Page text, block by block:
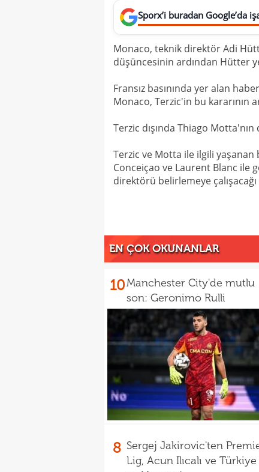
Sporx’i buradan Google’da
Monaco, teknik direktör Adi
düşüncesinin ardından Hütter
Fransız basınında yer alan
Monaco, Terzic'in bu kararının
Terzic dışında Thiago
Terzic ve Motta ile ilgili
Conceiçao ve Laurent Blanc ile
direktörü belirlemeye
EN ÇOK OKUNANLAR
10Manchester City'de mutlu
son: Geronimo Rulli
8 Sergej Jakirovic'ten
Lig, Acun Ilıcalı ve Türkiye